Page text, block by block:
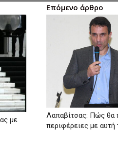
με
Επόμενο άρθρο
Λαπαβίτσας: Πώς θα
περιφέρειες με